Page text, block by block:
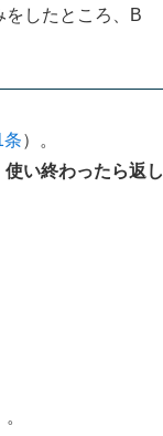
したところ、B
条）。
い終わったら返し
。